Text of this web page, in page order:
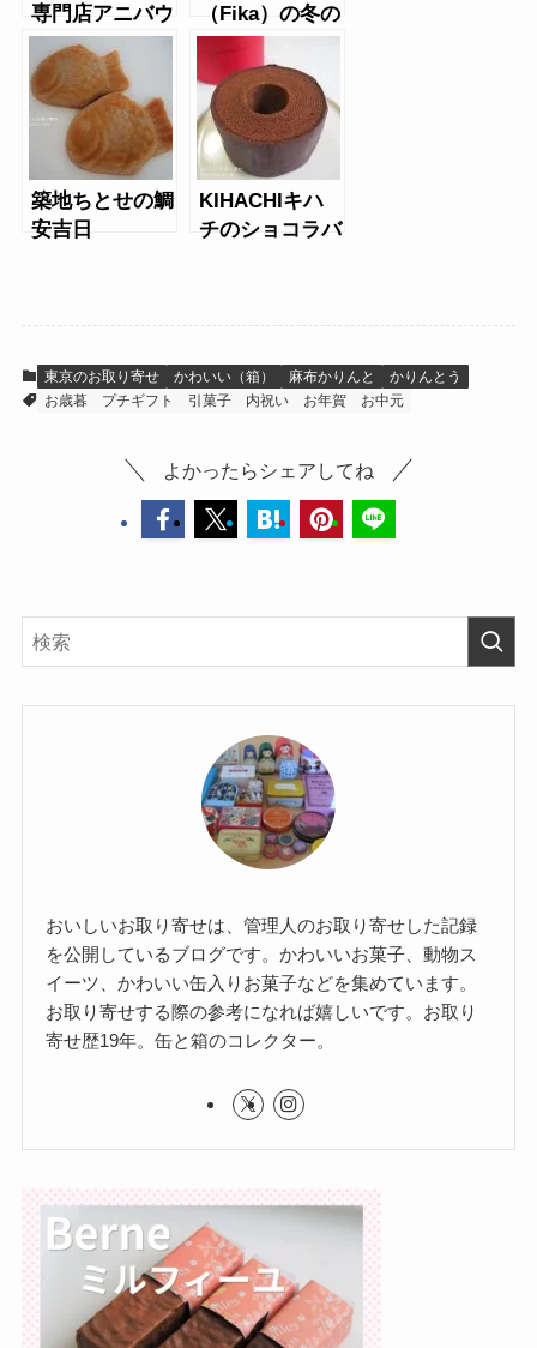
専門店アニバウ
ムのカットバウ
ムプレーン
（Fika）の冬の
スイーツアソー
築地ちとせの鯛
安吉日
KIHACHIキハ
チのショコラバ
東京のお取り寄せ かわいい（箱） 麻布かりんと
かりんとう
お歳暮
プチギフト 引菓子 内祝い お年賀 お中元
よかったらシェアしてね
おいしいお取り寄せは、管理人のお取り寄せした記録
を公開しているブログです。かわいいお菓子、動物ス
イーツ、かわいい缶入りお菓子などを集めています。
お取り寄せする際の参考になれば嬉しいです。お取り
寄せ歴19年。缶と箱のコレクター。